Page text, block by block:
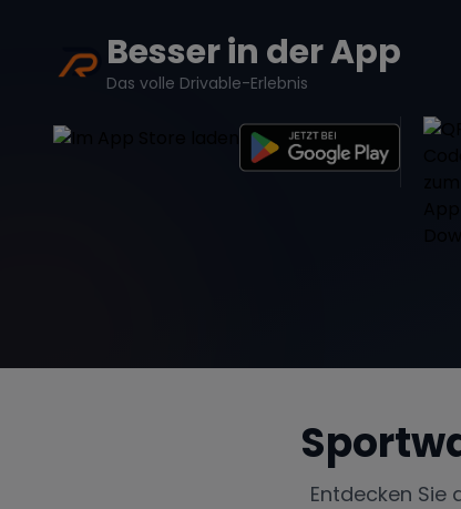
Besser in der App
Das volle Drivable-Erlebnis
Entdecken Sie